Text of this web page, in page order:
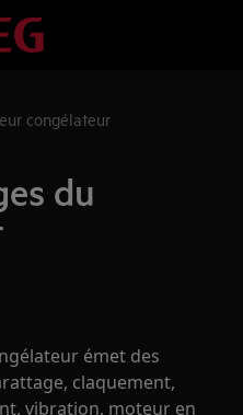
congélateur
du
émet des
claquement,
vibration, moteur en